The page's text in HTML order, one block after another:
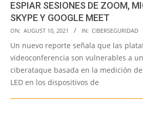
ESPIAR SESIONES DE ZOOM,
SKYPE Y GOOGLE MEET
2021-
08-
10
ON: AUGUST 10, 2021 IN: CIBERSEGURIDAD
Un nuevo reporte señala que las
videoconferencia son vulnerables a
ciberataque basada en la medición
LED en los dispositivos de